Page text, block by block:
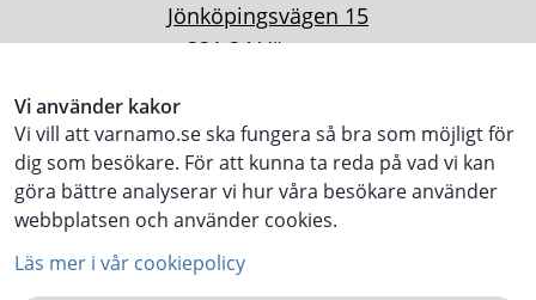
Vi använder kakor
Vi vill att varnamo.se ska fungera så bra som möjligt för
dig som besökare. För att kunna ta reda på vad vi kan
göra bättre analyserar vi hur våra besökare använder
webbplatsen och använder cookies.
Läs mer i vår cookiepolicy
Jönköpingsvägen 15
331 34 Värnamo